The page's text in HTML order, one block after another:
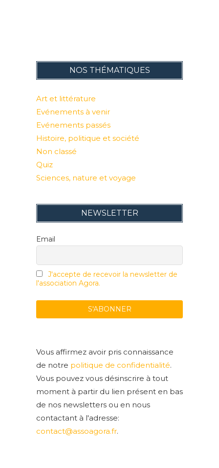
NOS THÉMATIQUES
Art et littérature
Evénements à venir
Evénements passés
Histoire, politique et société
Non classé
Quiz
Sciences, nature et voyage
NEWSLETTER
Email
J'accepte de recevoir la newsletter de
l'association Agora.
Vous affirmez avoir pris connaissance
de notre politique de confidentialité.
Vous pouvez vous désinscrire à tout
moment à partir du lien présent en bas
de nos newsletters ou en nous
contactant à l'adresse:
contact@assoagora.fr.